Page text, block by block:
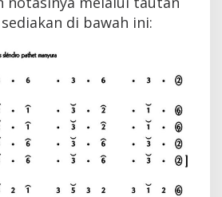
di bawah ini: